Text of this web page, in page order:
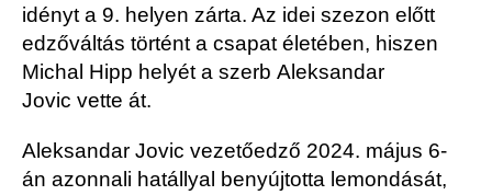
idényt a 9. helyen zárta. Az idei szezon előtt
edzőváltás történt a csapat életében, hiszen
Michal Hipp helyét a szerb Aleksandar
Jovic vette át.
Aleksandar Jovic vezetőedző 2024. május 6-
án azonnali hatállyal benyújtotta lemondását,